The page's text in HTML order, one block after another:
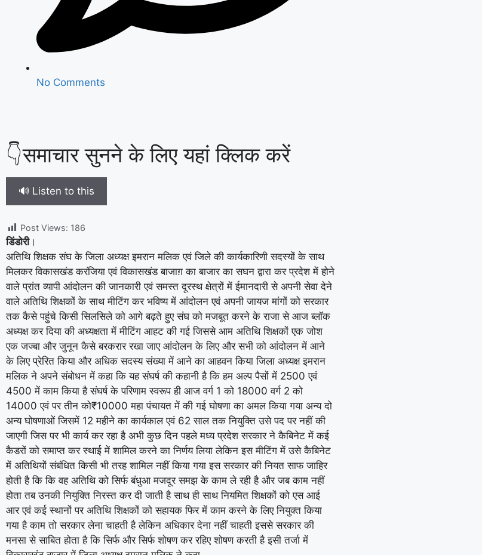
No Comments
👇समाचार सुनने के लिए यहां क्लिक करें
🔊 Listen to this
Post Views: 186
डिंडोरी।
अतिथि शिक्षक संघ के जिला अध्यक्ष इमरान मलिक एवं जिले की कार्यकारिणी सदस्यों के साथ
मिलकर विकासखंड करंजिया एवं विकासखंड बाजाग़ का बाजार का सघन द्वारा कर प्रदेश में होने
वाले प्रांत व्यापी आंदोलन की जानकारी एवं समस्त दूरस्थ क्षेत्रों में ईमानदारी से अपनी सेवा देने
वाले अतिथि शिक्षकों के साथ मीटिंग कर भविष्य में आंदोलन एवं अपनी जायज मांगों को सरकार
तक कैसे पहुंचे किसी सिलसिले को आगे बढ़ते हुए संघ को मजबूत करने के राजा से आज ब्लॉक
अध्यक्ष कर दिया की अध्यक्षता में मीटिंग आहट की गई जिससे आम अतिथि शिक्षकों एक जोश
एक जज्बा और जुनून कैसे बरकरार रखा जाए आंदोलन के लिए और सभी को आंदोलन में आने
के लिए प्रेरित किया और अधिक सदस्य संख्या में आने का आहवन किया जिला अध्यक्ष इमरान
मलिक ने अपने संबोधन में कहा कि यह संघर्ष की कहानी है कि हम अल्प पैसों में 2500 एवं
4500 में काम किया है संघर्ष के परिणाम स्वरूप ही आज वर्ग 1 को 18000 वर्ग 2 को
14000 एवं पर तीन को₹10000 महा पंचायत में की गई घोषणा का अमल किया गया अन्य दो
अन्य घोषणाओं जिसमें 12 महीने का कार्यकाल एवं 62 साल तक नियुक्ति उसे पद पर नहीं की
जाएगी जिस पर भी कार्य कर रहा है अभी कुछ दिन पहले मध्य प्रदेश सरकार ने कैबिनेट में कई
कैडरों को समाप्त कर स्थाई में शामिल करने का निर्णय लिया लेकिन इस मीटिंग में उसे कैबिनेट
में अतिथियों संबंधित किसी भी तरह शामिल नहीं किया गया इस सरकार की नियत साफ जाहिर
होती है कि कि वह अतिथि को सिर्फ बंधुआ मजदूर समझ के काम ले रही है और जब काम नहीं
होता तब उनकी नियुक्ति निरस्त कर दी जाती है साथ ही साथ नियमित शिक्षकों को एस आई
आर एवं कई स्थानों पर अतिथि शिक्षकों को सहायक फिर में काम करने के लिए नियुक्त किया
गया है काम तो सरकार लेना चाहती है लेकिन अधिकार देना नहीं चाहती इससे सरकार की
मनसा से साबित होता है कि सिर्फ और सिर्फ शोषण कर रहिए शोषण करती है इसी तर्जा में